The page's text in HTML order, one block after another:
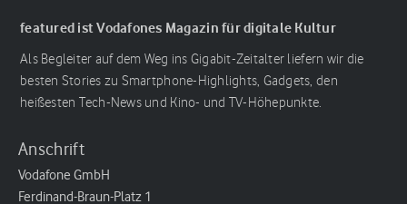
featured ist Vodafones Magazin für digitale Kultur
Als Begleiter auf dem Weg ins Gigabit-Zeitalter liefern wir die
besten Stories zu Smartphone-Highlights, Gadgets, den
heißesten Tech-News und Kino- und TV-Höhepunkte.
Anschrift
Vodafone GmbH
Ferdinand-Braun-Platz 1